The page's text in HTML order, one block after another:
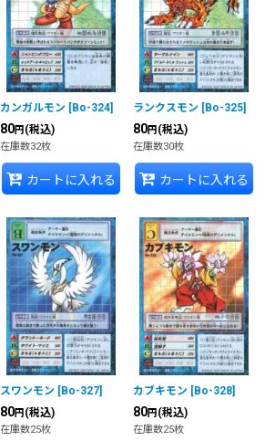
カンガルモン [Bo-324]
80円 (税込)
在庫数32枚
カートに入れる
ランクスモン [Bo-325]
80円 (税込)
在庫数30枚
カートに入れる
スワンモン [Bo-327]
80円 (税込)
在庫数25枚
カブキモン [Bo-328]
80円 (税込)
在庫数25枚